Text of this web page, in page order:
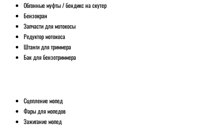
Обгонные муфты / бендикс на скутер
Бензокран
Запчасти для мотокосы
Редуктор мотокоса
Штанги для триммера
Бак для бензотриммера
Сцепление мопед
Фары для мопедов
Зажигание мопед